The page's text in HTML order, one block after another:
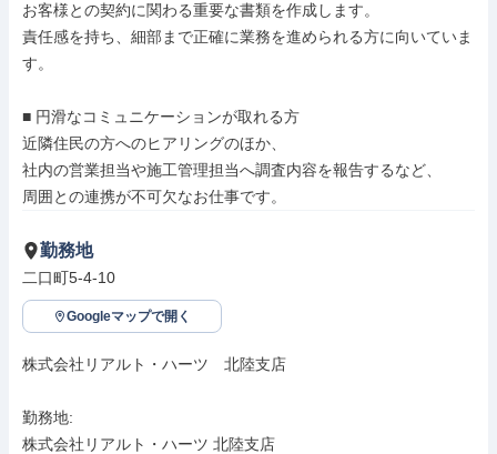
お客様との契約に関わる重要な書類を作成します。
責任感を持ち、細部まで正確に業務を進められる方に向いていま
す。
■ 円滑なコミュニケーションが取れる方
近隣住民の方へのヒアリングのほか、
社内の営業担当や施工管理担当へ調査内容を報告するなど、
周囲との連携が不可欠なお仕事です。
勤務地
二口町5-4-10
Googleマップで開く
株式会社リアルト・ハーツ　北陸支店
勤務地:
株式会社リアルト・ハーツ 北陸支店